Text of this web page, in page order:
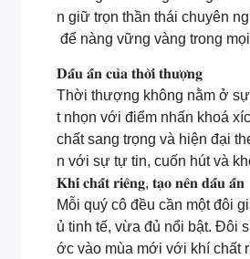
n giữ trọn thần thái chuyên
để nàng vững vàng trong
𝐃𝐚̂́𝐮 𝐚̂́𝐧 𝐜𝐮̉𝐚 𝐭𝐡𝐨̛̀𝐢 𝐭𝐡𝐮̛𝐨̛̣𝐧𝐠
Thời thượng không nằm ở
t nhọn với điểm nhấn khoá
chất sang trọng và hiện đại
n với sự tự tin, cuốn hút và
𝐊𝐡𝐢́ 𝐜𝐡𝐚̂́𝐭 𝐫𝐢𝐞̂𝐧𝐠, 𝐭𝐚̣𝐨 𝐧𝐞̂𝐧 𝐝𝐚̂́𝐮 𝐚̂́𝐧
Mỗi quý cô đều cần một đôi
ủ tinh tế, vừa đủ nổi bật. Đôi
ớc vào mùa mới với khí chất